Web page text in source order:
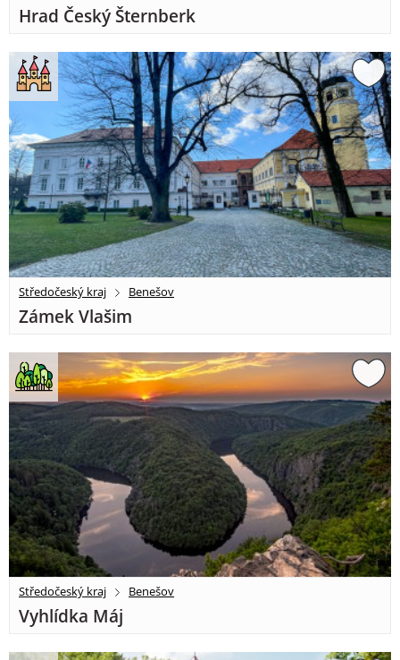
Hrad Český Šternberk
Středočeský kraj Benešov
Zámek Vlašim
Středočeský kraj Benešov
Vyhlídka Máj